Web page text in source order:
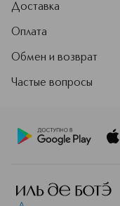
Доставка
Оплата
Обмен и возврат
Частые вопросы